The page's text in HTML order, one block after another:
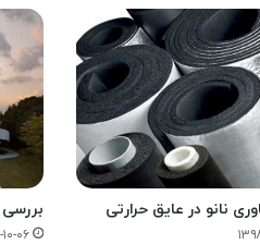
نانو در عایق حرارتی
۲۳
بررسی